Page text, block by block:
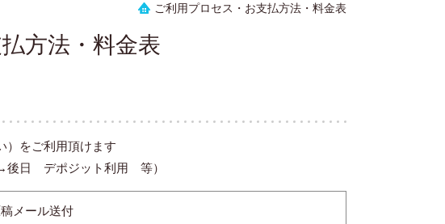
ご利用プロセス・お支払方法・料金表
方法・料金表
）をご利用頂けます
日 デポジット利用 等）
メール送付